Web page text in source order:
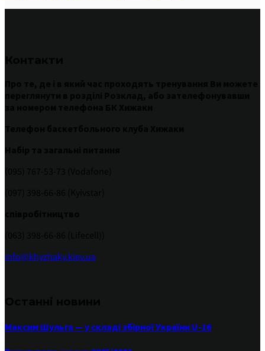
info@khyzhaky.kiev.ua
Максим Шульга — у складі збірної України U-16